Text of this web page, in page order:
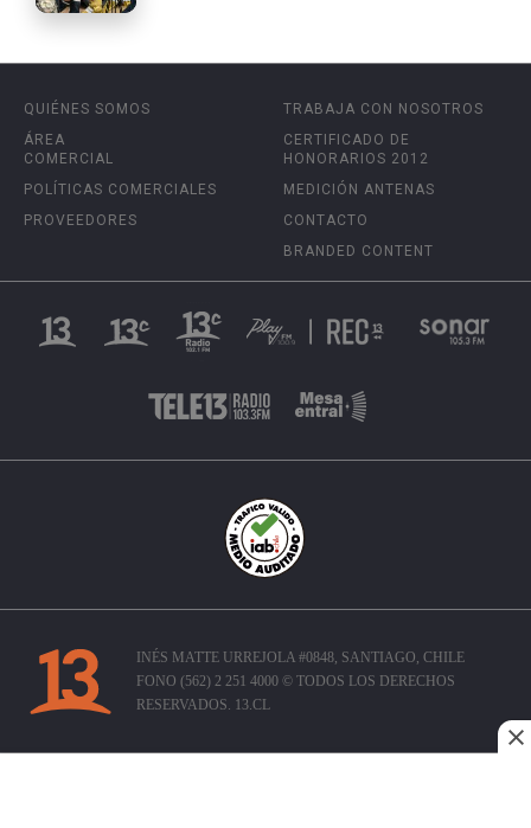
QUIÉNES SOMOS
ÁREA
COMERCIAL
POLÍTICAS COMERCIALES
PROVEEDORES
TRABAJA CON NOSOTROS
CERTIFICADO DE
HONORARIOS 2012
MEDICIÓN ANTENAS
CONTACTO
BRANDED CONTENT
INÉS MATTE URREJOLA #0848, SANTIAGO, CHILE
FONO (562) 2 251 4000 © TODOS LOS DERECHOS
RESERVADOS. 13.CL